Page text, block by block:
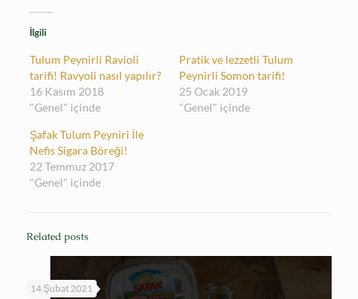
İlgili
Tulum Peynirli Ravioli
tarifi! Ravyoli nasıl yapılır?
16 Kasım 2018
"Genel" içinde
Pratik ve lezzetli Tulum
Peynirli Somon tarifi!
25 Ocak 2019
"Genel" içinde
Şafak Tulum Peyniri İle
Nefis Sigara Böreği!
22 Temmuz 2017
"Genel" içinde
Related posts
14 Şubat 2021